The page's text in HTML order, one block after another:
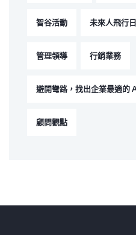
智谷活動 未來人飛行
管理領導 行銷業務
避開彎路，找出企業最適的
顧問觀點